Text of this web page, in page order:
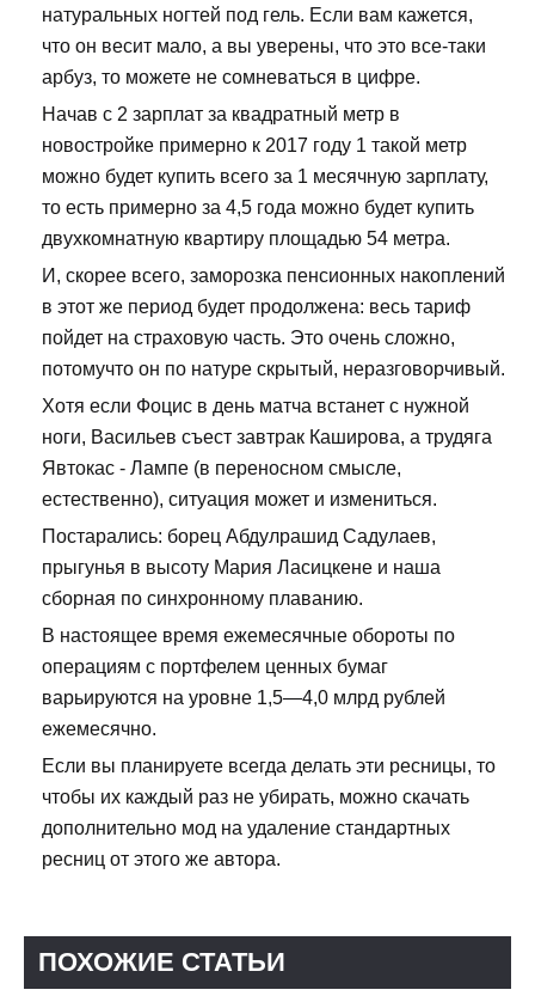
натуральных ногтей под гель. Если вам кажется,
что он весит мало, а вы уверены, что это все-таки
арбуз, то можете не сомневаться в цифре.
Начав с 2 зарплат за квадратный метр в
новостройке примерно к 2017 году 1 такой метр
можно будет купить всего за 1 месячную зарплату,
то есть примерно за 4,5 года можно будет купить
двухкомнатную квартиру площадью 54 метра.
И, скорее всего, заморозка пенсионных накоплений
в этот же период будет продолжена: весь тариф
пойдет на страховую часть. Это очень сложно,
потомучто он по натуре скрытый, неразговорчивый.
Хотя если Фоцис в день матча встанет с нужной
ноги, Васильев съест завтрак Каширова, а трудяга
Явтокас - Лампе (в переносном смысле,
естественно), ситуация может и измениться.
Постарались: борец Абдулрашид Садулаев,
прыгунья в высоту Мария Ласицкене и наша
сборная по синхронному плаванию.
В настоящее время ежемесячные обороты по
операциям с портфелем ценных бумаг
варьируются на уровне 1,5—4,0 млрд рублей
ежемесячно.
Если вы планируете всегда делать эти ресницы, то
чтобы их каждый раз не убирать, можно скачать
дополнительно мод на удаление стандартных
ресниц от этого же автора.
ПОХОЖИЕ СТАТЬИ